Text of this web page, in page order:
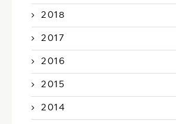
2018
2017
2016
2015
2014